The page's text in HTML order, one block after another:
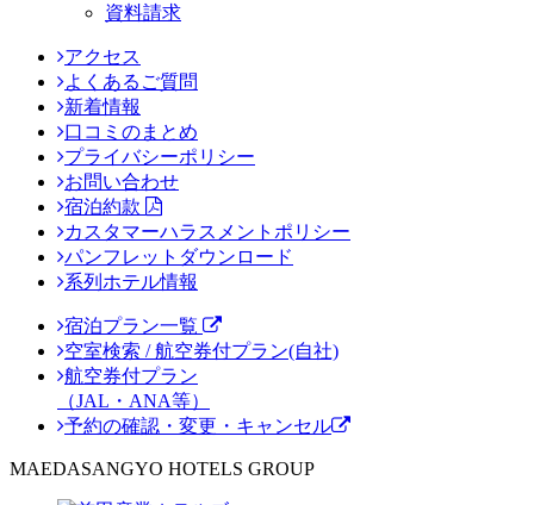
資料請求
アクセス
よくあるご質問
新着情報
口コミのまとめ
プライバシーポリシー
お問い合わせ
宿泊約款
カスタマーハラスメントポリシー
パンフレットダウンロード
系列ホテル情報
宿泊プラン一覧
空室検索 / 航空券付プラン(自社)
航空券付プラン
（JAL・ANA等）
予約の確認・変更・キャンセル
MAEDASANGYO HOTELS GROUP